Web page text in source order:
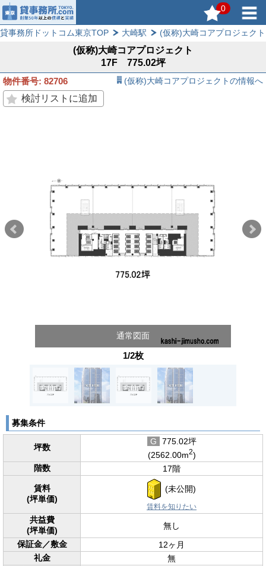
0
貸事務所ドットコム東京TOP 大崎駅 (仮称)大崎コアプロジェクト
(仮称)大崎コアプロジェクト
17F 775.02坪
物件番号: 82706
(仮称)大崎コアプロジェクトの情報へ
検討リストに追加
通常図面
1/2枚
募集条件
坪数
G
775.02坪
(2562.00m2)
階数
17階
賃料
(坪単価)
(未公開)
賃料を知りたい
共益費
(坪単価)
無し
保証金／敷金
12ヶ月
礼金
無